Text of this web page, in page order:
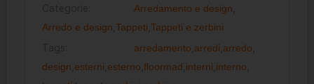
Arredamento e design
Arredo e design Tappeti Tappeti e zerbini
arredamento arredi arredo
design esterni esterno floormad interni interno